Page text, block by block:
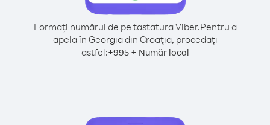
Formați numărul de pe tastatura Viber.Pentru a
apela în Georgia din Croaţia, procedați
astfel:+995+ Număr local